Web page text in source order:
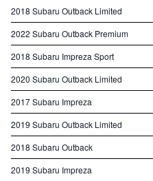
2018 Subaru Outback Limited
2022 Subaru Outback Premium
2018 Subaru Impreza Sport
2020 Subaru Outback Limited
2017 Subaru Impreza
2019 Subaru Outback Limited
2018 Subaru Outback
2019 Subaru Impreza